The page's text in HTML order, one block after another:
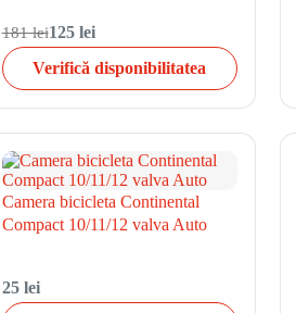
181 lei125 lei
Verifică disponibilitatea
Camera bicicleta Continental
Compact 10/11/12 valva Auto
25 lei